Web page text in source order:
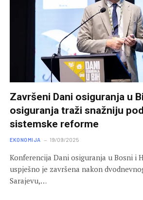
Završeni Dani osiguranja u
osiguranja traži snažniju
sistemske reforme
EKONOMIJA 19/09/2025
Konferencija Dani osiguranja u Bosni i
uspješno je završena nakon
Sarajevu,…